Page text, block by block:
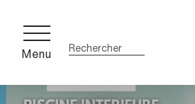
contenu
principal
Recherche
Menu